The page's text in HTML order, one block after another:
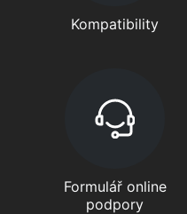
Kompatibility
Formulář online
podpory